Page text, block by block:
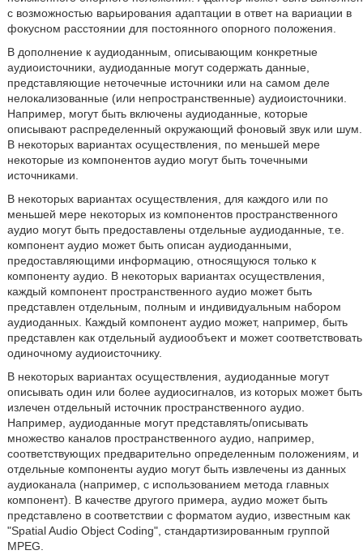
с возможностью варьирования адаптации в ответ на вариации в
фокусном расстоянии для постоянного опорного положения.
В дополнение к аудиоданным, описывающим конкретные
аудиоисточники, аудиоданные могут содержать данные,
представляющие неточечные источники или на самом деле
нелокализованные (или непространственные) аудиоисточники.
Например, могут быть включены аудиоданные, которые
описывают распределенный окружающий фоновый звук или шум.
В некоторых вариантах осуществления, по меньшей мере
некоторые из компонентов аудио могут быть точечными
источниками.
В некоторых вариантах осуществления, для каждого или по
меньшей мере некоторых из компонентов пространственного
аудио могут быть предоставлены отдельные аудиоданные, т.е.
компонент аудио может быть описан аудиоданными,
предоставляющими информацию, относящуюся только к
компоненту аудио. В некоторых вариантах осуществления,
каждый компонент пространственного аудио может быть
представлен отдельным, полным и индивидуальным набором
аудиоданных. Каждый компонент аудио может, например, быть
представлен как отдельный аудиообъект и может соответствовать
одиночному аудиоисточнику.
В некоторых вариантах осуществления, аудиоданные могут
описывать один или более аудиосигналов, из которых может быть
излечен отдельный источник пространственного аудио.
Например, аудиоданные могут представлять/описывать
множество каналов пространственного аудио, например,
соответствующих предварительно определенным положениям, и
отдельные компоненты аудио могут быть извлечены из данных
аудиоканала (например, с использованием метода главных
компонент). В качестве другого примера, аудио может быть
представлено в соответствии с форматом аудио, известным как
"Spatial Audio Object Coding", стандартизированным группой
MPEG.